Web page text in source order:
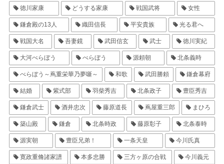
徳川家康 どうする家康 戦国武将 女性
鎌倉殿の13人 織田信長 平安貴族 光る君へ
戦国大名 吾妻鏡 武田信玄 武士 徳川実紀
大河べらぼう べらぼう 源頼朝 北条義時
べらぼう～蔦重栄華乃夢噺～ 和歌 武田勝頼 鎌倉幕府
結婚 紫式部 羽柴秀吉 北条政子 豊臣秀吉
鎌倉武士 酒井忠次 藤原道長 蔦屋重三郎 まひろ
築山殿 鎌倉 北条時政 藤原彰子 北条泰時
源実朝 豊臣兄弟！ 一条天皇 今川氏真
寛政重脩諸家譜 本多忠勝 三方ヶ原の合戦 今川義元